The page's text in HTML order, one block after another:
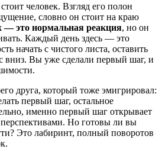
человек. Взгляд его полон
словно он стоит на краю
— это нормальная реакция, но он
Каждый день здесь — это
начать с чистого листа, оставить
вниз. Вы уже сделали первый шаг, и
друга, который тоже эмигрировал:
первый шаг, остальное
именно первый шаг открывает
Но готовы ли вы
Это лабиринт, полный поворотов